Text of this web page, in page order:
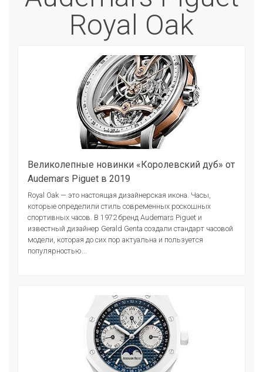
Royal Oak
Великолепные новинки «Королевский дуб» от
Audemars Piguet в 2019
Royal Oak — это настоящая дизайнерская икона. Часы,
которые определили стиль современных роскошных
спортивных часов. В 1972 бренд Audemars Piguet и
известный дизайнер Gerald Genta создали стандарт часовой
модели, которая до сих пор актуальна и пользуется
популярностью...